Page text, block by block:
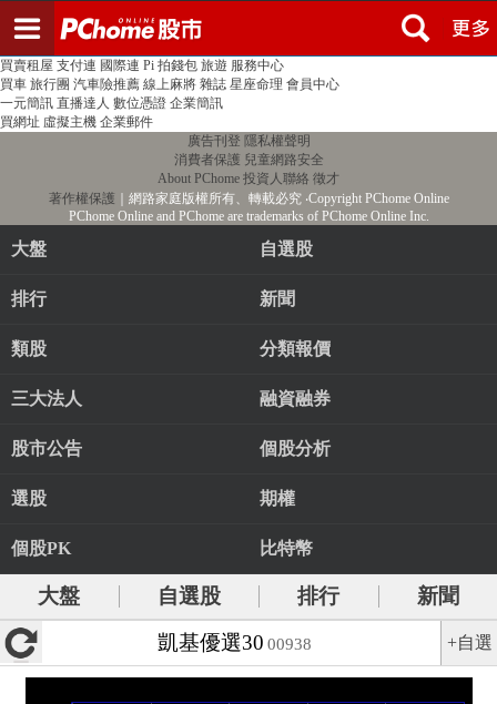
PChome首頁 線上購物 24h購物 書店
買賣租屋 支付連 國際連 Pi 拍錢包 旅遊 服務中心
買車 旅行團 汽車險推薦 線上麻將 雜誌 星座命理 會員中心
一元簡訊 直播達人 數位憑證 企業簡訊
買網址 虛擬主機 企業郵件
廣告刊登 隱私權聲明
消費者保護 兒童網路安全
About PChome 投資人聯絡 徵才
著作權保護 ｜網路家庭版權所有、轉載必究‧Copyright PChome Online
PChome Online and PChome are trademarks of PChome Online Inc.
大盤 自選股
排行 新聞
類股 分類報價
三大法人 融資融券
股市公告 個股分析
選股 期權
個股PK 比特幣
大盤 自選股 排行
新聞
凱基優選30 00938 +自選